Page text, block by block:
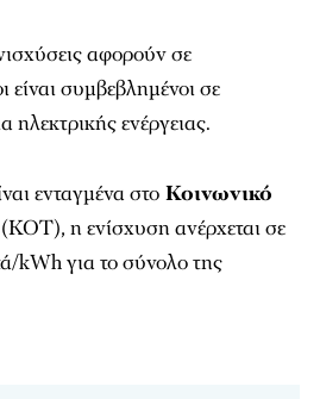
αφορούν σε
είναι συμβεβλημένοι σε
ηλεκτρικής ενέργειας.
ενταγμένα στο Κοινωνικό
(ΚΟΤ), η ενίσχυση ανέρχεται σε
kWh για το σύνολο της